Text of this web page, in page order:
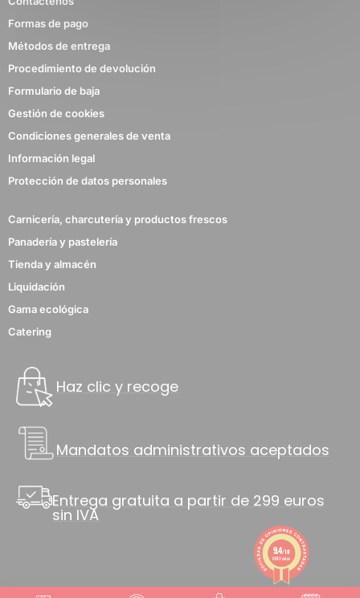
Formas de pago
Métodos de entrega
Procedimiento de devolución
Formulario de baja
Gestión de cookies
Condiciones generales de venta
Información legal
Protección de datos personales
Carnicería, charcutería y productos frescos
Panadería y pastelería
Tienda y almacén
Liquidación
Gama ecológica
Catering
Haz clic y recoge
Mandatos administrativos aceptados
Entrega gratuita a partir de 299 euros
sin IVA
9.4/10
8843 notas